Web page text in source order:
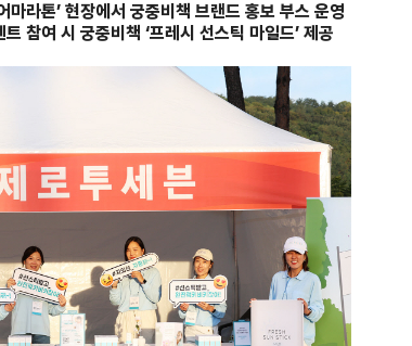
라톤’ 현장에서 궁중비책 브랜드 홍보 부스 운영
참여 시 궁중비책 ‘프레시 선스틱 마일드’ 제공